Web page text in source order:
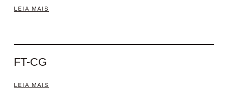
LEIA MAIS
FT-CG
LEIA MAIS